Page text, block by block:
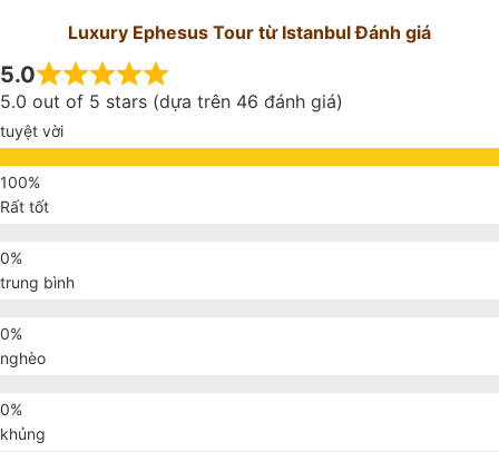
Luxury Ephesus Tour từ Istanbul Đánh giá
5.0
5.0 out of 5 stars (dựa trên 46 đánh giá)
tuyệt vời
Rất tốt
trung bình
nghèo
khủng